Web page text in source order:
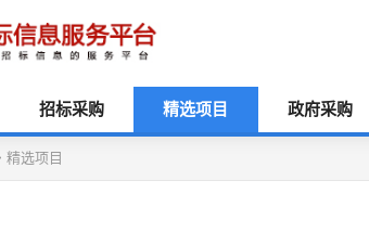
招标采购 精选项目 政府采购
精选项目